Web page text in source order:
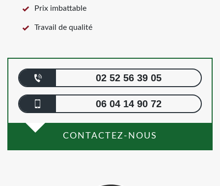
Prix imbattable
Travail de qualité
02 52 56 39 05
06 04 14 90 72
CONTACTEZ-NOUS